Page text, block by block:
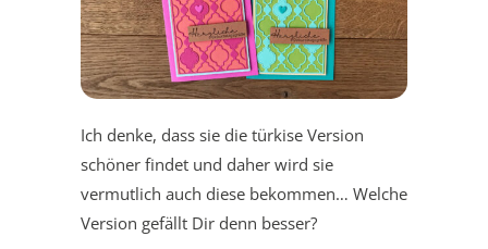
Ich denke, dass sie die türkise Version
schöner findet und daher wird sie
vermutlich auch diese bekommen… Welche
Version gefällt Dir denn besser?